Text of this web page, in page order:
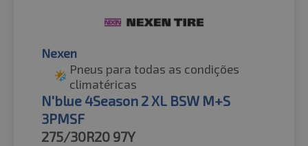
Nexen
Pneus para todas as condições
climatéricas
N'blue 4Season 2 XL BSW M+S
3PMSF
275/30R20 97Y